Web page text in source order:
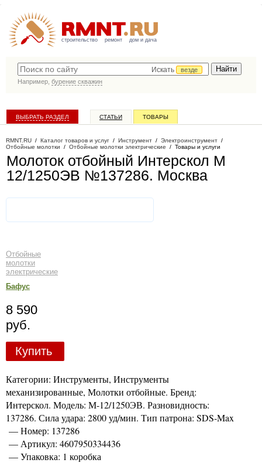
строительство ремонт дом и дача
Искать
везде
Например, бурение скважин
ВЫБРАТЬ РАЗДЕЛ СТАТЬИ ТОВАРЫ
RMNT.RU / Каталог товаров и услуг / Инструмент / Электроинструмент /
Отбойные молотки / Отбойные молотки электрические / Товары и услуги
Молоток отбойный Интерскол М
12/1250ЭВ №137286. Москва
Отбойные
молотки
электрические
Бафус
8 590
руб.
Купить
Категории: Инструменты, Инструменты
механизированные, Молотки отбойные. Бренд:
Интерскол. Модель: М-12/1250ЭВ. Разновидность:
137286. Сила удара: 2800 уд/мин. Тип патрона: SDS-Max
— Номер: 137286
— Артикул: 4607950334436
— Упаковка: 1 коробка